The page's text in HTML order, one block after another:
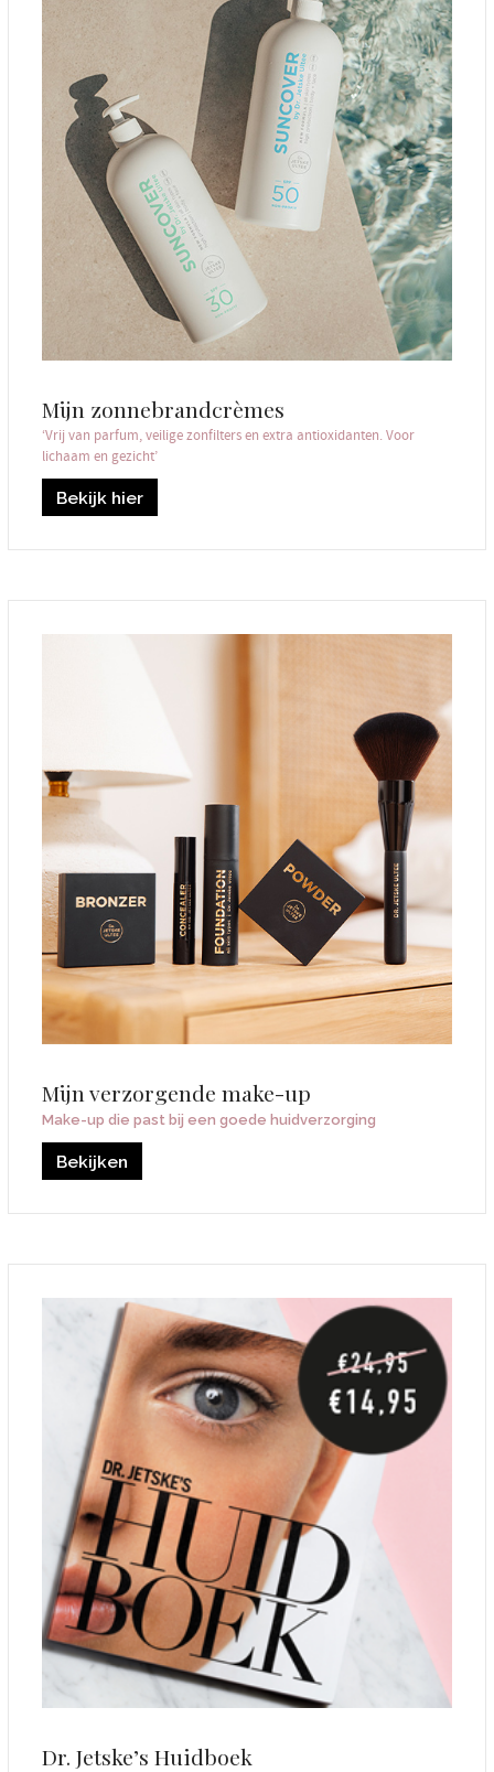
Mijn zonnebrandcrèmes
‘Vrij van parfum, veilige zonfilters en extra antioxidanten. Voor
lichaam en gezicht’
Bekijk hier
Mijn verzorgende make-up
Make-up die past bij een goede huidverzorging
Bekijken
Dr. Jetske’s Huidboek